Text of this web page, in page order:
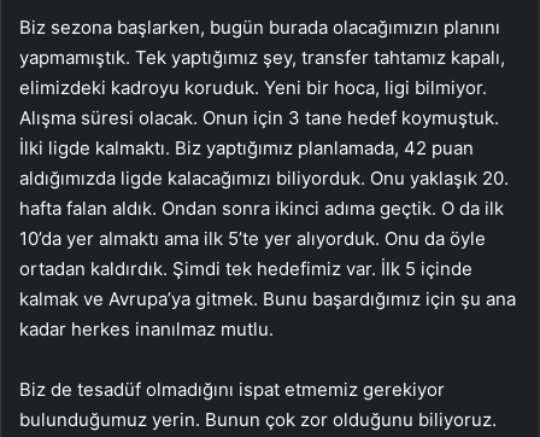
Biz sezona başlarken, bugün burada olacağımızın planını
yapmamıştık. Tek yaptığımız şey, transfer tahtamız kapalı,
elimizdeki kadroyu koruduk. Yeni bir hoca, ligi bilmiyor.
Alışma süresi olacak. Onun için 3 tane hedef koymuştuk.
İlki ligde kalmaktı. Biz yaptığımız planlamada, 42 puan
aldığımızda ligde kalacağımızı biliyorduk. Onu yaklaşık 20.
hafta falan aldık. Ondan sonra ikinci adıma geçtik. O da ilk
10’da yer almaktı ama ilk 5’te yer alıyorduk. Onu da öyle
ortadan kaldırdık. Şimdi tek hedefimiz var. İlk 5 içinde
kalmak ve Avrupa’ya gitmek. Bunu başardığımız için şu ana
kadar herkes inanılmaz mutlu.
Biz de tesadüf olmadığını ispat etmemiz gerekiyor
bulunduğumuz yerin. Bunun çok zor olduğunu biliyoruz.